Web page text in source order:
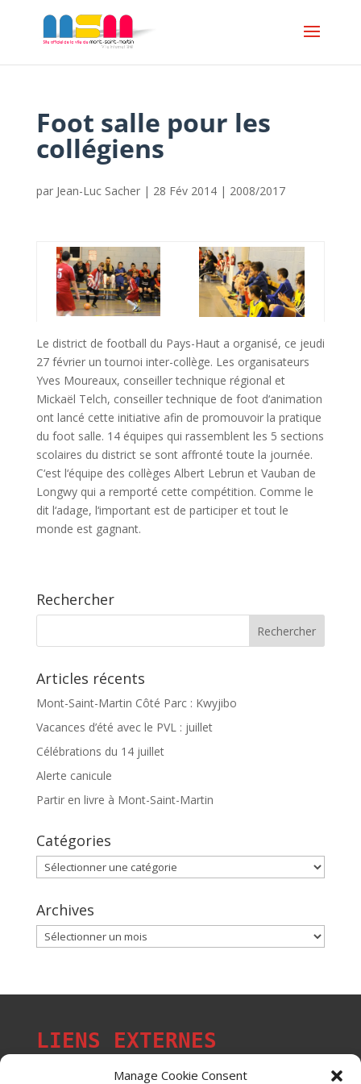
Manage Cookie Consent
Foot salle pour les
collégiens
par Jean-Luc Sacher| 28 Fév 2014| 2008/2017
Le district de football du Pays-Haut a organisé, ce jeudi
27 février un tournoi inter-collège. Les organisateurs
Yves Moureaux, conseiller technique régional et
Mickaël Telch, conseiller technique de foot d‘animation
ont lancé cette initiative afin de promouvoir la pratique
du foot salle. 14 équipes qui rassemblent les 5 sections
scolaires du district se sont affronté toute la journée.
C‘est l‘équipe des collèges Albert Lebrun et Vauban de
Longwy qui a remporté cette compétition. Comme le
dit l‘adage, l‘important est de participer et tout le
monde est gagnant.
Rechercher
Articles récents
Mont-Saint-Martin Côté Parc : Kwyjibo
Vacances d’été avec le PVL : juillet
Célébrations du 14 juillet
Alerte canicule
Partir en livre à Mont-Saint-Martin
Catégories
Catégories
Archives
Archives
LIENS EXTERNES